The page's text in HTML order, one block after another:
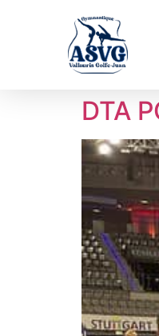
DTA